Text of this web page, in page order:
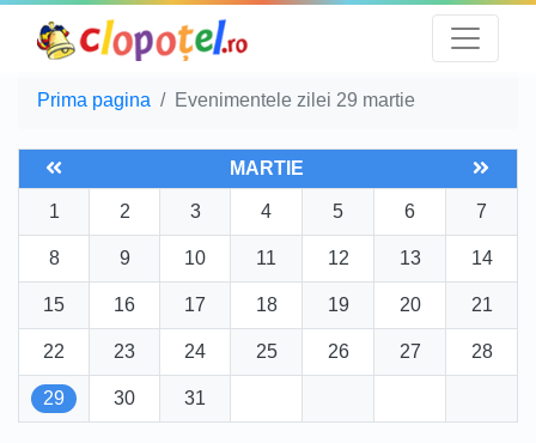
Prima pagina Evenimentele zilei 29 martie
MARTIE
1 2 3 4 5 6 7
8 9 10 11 12 13 14
15 16 17 18 19 20 21
22 23 24 25 26 27 28
29 30 31